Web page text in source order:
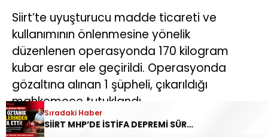
Sıradaki Haber
SİİRT MHP’DE İSTİFA DEPREMİ SÜRÜYOR: YAVUZ ÖZTANIK GÖREVLERİNDEN AYRILDI
Siirt’te uyuşturucu madde ticareti ve
kullanımının önlenmesine yönelik
düzenlenen operasyonda 170 kilogram
kubar esrar ele geçirildi. Operasyonda
gözaltına alınan 1 şüpheli, çıkarıldığı
mahkemece tutuklandı.
Giriş: 20-07-2026 09:28